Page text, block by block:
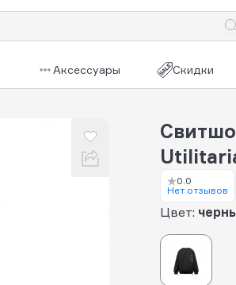
Аксессуары Скидки
0.0
Нет отзывов
Цвет: